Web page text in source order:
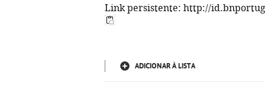
Link persistente: http://
ADICIONAR À LISTA